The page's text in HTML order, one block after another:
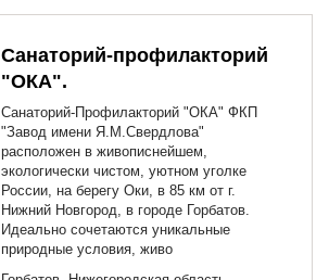
Санаторий-профилакторий
"ОКА".
Санаторий-Профилакторий "ОКА" ФКП
"Завод имени Я.М.Свердлова"
расположен в живописнейшем,
экологически чистом, уютном уголке
России, на берегу Оки, в 85 км от г.
Нижний Новгород, в городе Горбатов.
Идеально сочетаются уникальные
природные условия, живо